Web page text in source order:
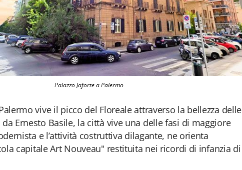
Palazzo Jaforte a Palermo
vive il picco del Floreale attraverso la bellezza delle
Ernesto Basile, la città vive una delle fasi di maggiore
e l’attività costruttiva dilagante, ne orienta
capitale Art Nouveau" restituita nei ricordi di infanzia di